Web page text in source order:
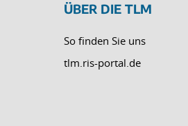
ÜBER DIE TLM
So finden Sie uns
tlm.ris-portal.de